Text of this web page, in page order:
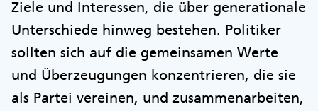
Ziele und Interessen, die über generationale
Unterschiede hinweg bestehen. Politiker
sollten sich auf die gemeinsamen Werte
und Überzeugungen konzentrieren, die sie
als Partei vereinen, und zusammenarbeiten,